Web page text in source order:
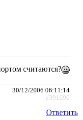
считаются?
30/12/2006 06:11:14
#391696
Ответить